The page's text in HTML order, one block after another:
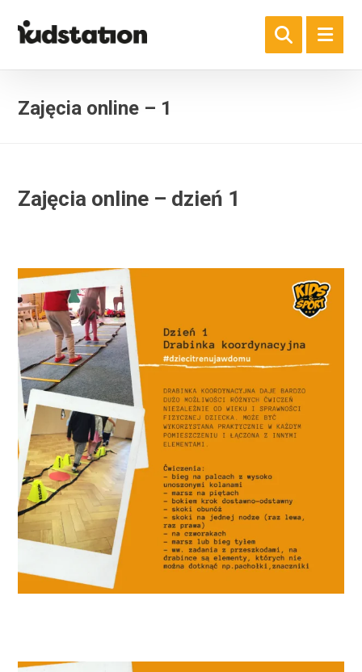
Zajęcia online – 1
Zajęcia online – dzień 1